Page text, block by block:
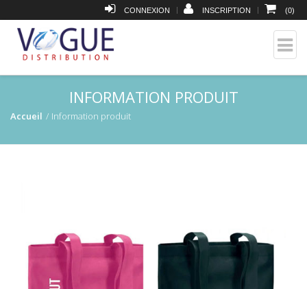
CONNEXION | INSCRIPTION | (0)
INFORMATION PRODUIT
Accueil Information produit